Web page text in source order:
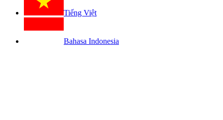
Tiếng Việt
Bahasa Indonesia